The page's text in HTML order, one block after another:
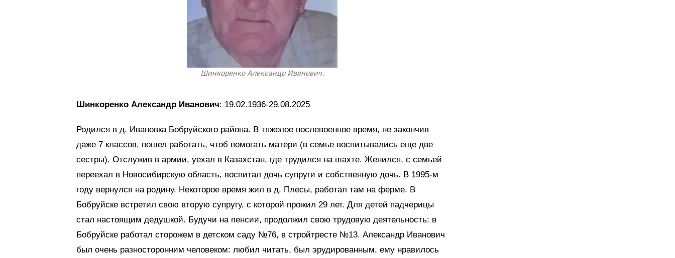
Шинкоренко Александр Иванович.
Шинкоренко Александр Иванович: 19.02.1936-29.08.2025
Родился в д. Ивановка Бобруйского района. В тяжелое послевоенное время, не закончив
даже 7 классов, пошел работать, чтоб помогать матери (в семье воспитывались еще две
сестры). Отслужив в армии, уехал в Казахстан, где трудился на шахте. Женился, с семьей
переехал в Новосибирскую область, воспитал дочь супруги и собственную дочь. В 1995-м
году вернулся на родину. Некоторое время жил в д. Плесы, работал там на ферме. В
Бобруйске встретил свою вторую супругу, с которой прожил 29 лет. Для детей падчерицы
стал настоящим дедушкой. Будучи на пенсии, продолжил свою трудовую деятельность: в
Бобруйске работал сторожем в детском саду №76, в стройтресте №13. Александр Иванович
был очень разносторонним человеком: любил читать, был эрудированным, ему нравилось